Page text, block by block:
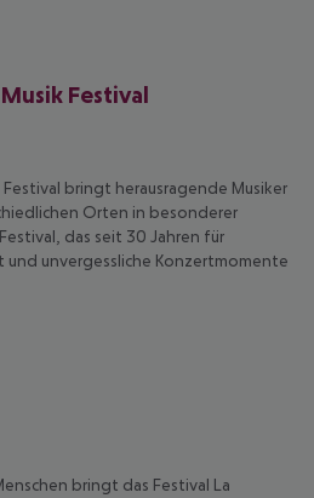
Festival
Festival bringt herausragende Musiker
Orten in besonderer
das seit 30 Jahren für
unvergessliche Konzertmomente
bringt das Festival La